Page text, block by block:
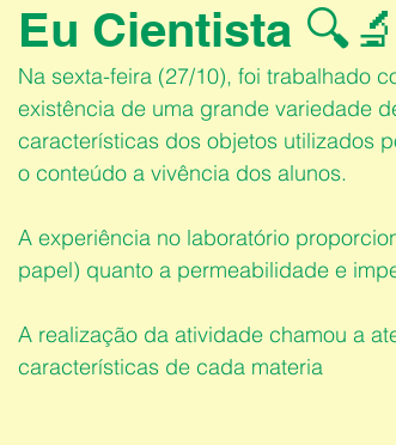
Eu Cientista 🔍🔬
Na sexta-feira (27/10), foi trabalhado
existência de uma grande variedade
características dos objetos utilizados
o conteúdo a vivência dos alunos.
A experiência no laboratório
papel) quanto a permeabilidade e
A realização da atividade chamou a
características de cada materia